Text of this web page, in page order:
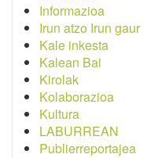
Informazioa
Irun atzo Irun gaur
Kale inkesta
Kalean Bai
Kirolak
Kolaborazioa
Kultura
LABURREAN
Publierreportajea